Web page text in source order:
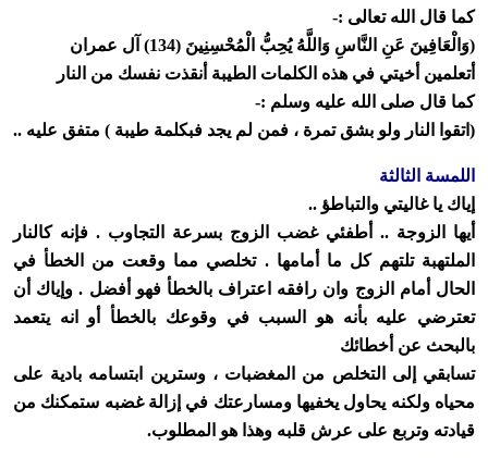
كما قال الله تعالى :-
(وَالْعَافِينَ عَنِ النَّاسِ وَاللَّهُ يُحِبُّ الْمُحْسِنِينَ (134) آل عمران
أتعلمين أخيتي في هذه الكلمات الطيبة أنقذت نفسك من النار
كما قال صلى الله عليه وسلم :-
(اتقوا النار ولو بشق تمرة ، فمن لم يجد فبكلمة طيبة ) متفق عليه ..
اللمسة الثالثة
إياك يا غاليتي والتباطؤ ..
أيها الزوجة .. أطفئي غضب الزوج بسرعة التجاوب . فإنه كالنار
الملتهبة تلتهم كل ما أمامها . تخلصي مما وقعت من الخطأ في
الحال أمام الزوج وان رافقه اعتراف بالخطأ فهو أفضل . وإياك أن
تعترضي عليه بأنه هو السبب في وقوعك بالخطأ أو انه يتعمد
بالبحث عن أخطائك
تسابقي إلى التخلص من المغضبات ، وسترين ابتسامه بادية على
محياه ولكنه يحاول يخفيها ومسارعتك في إزالة غضبه ستمكنك من
قيادته وتربع على عرش قلبه وهذا هو المطلوب.